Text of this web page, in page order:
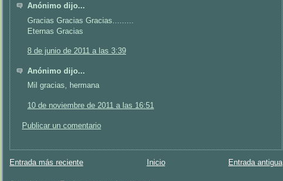
Anónimo dijo...
Gracias Gracias Gracias.........
Eternas Gracias
8 de junio de 2011 a las 3:39
Anónimo dijo...
Mil gracias, hermana
10 de noviembre de 2011 a las 16:51
Publicar un comentario
Entrada más reciente Entrada antigua
Inicio